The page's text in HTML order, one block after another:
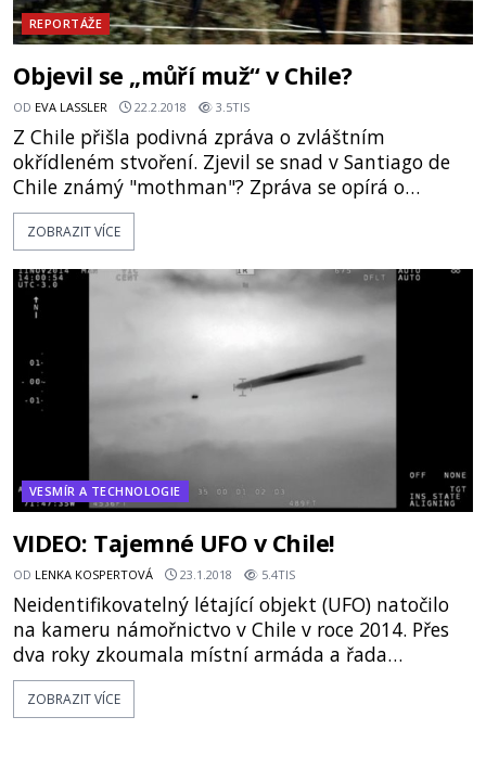
REPORTÁŽE
Objevil se „můří muž“ v Chile?
OD EVA LASSLER 22.2.2018 3.5TIS
Z Chile přišla podivná zpráva o zvláštním
okřídleném stvoření. Zjevil se snad v Santiago de
Chile známý "mothman"? Zpráva se opírá o
svědectví mladého muže, který v Bustamante Park
v Santiago de Chile spatřil neznámé, okřídlené
jako dvoumetrové zvíře připomínající rejnoka
mantu. Přestože sám pozorovatel byl k vlastnímu
ZOBRAZIT VÍCE
VESMÍR A TECHNOLOGIE
VIDEO: Tajemné UFO v Chile!
OD LENKA KOSPERTOVÁ 23.1.2018 5.4TIS
Neidentifikovatelný létající objekt (UFO) natočilo
na kameru námořnictvo v Chile v roce 2014. Přes
dva roky zkoumala místní armáda a řada
odborníku, co byl objekt zač a kde se vzal, až
dospěli k závěru, že objekt nemá vysvětlení. Vládní
ZOBRAZIT VÍCE